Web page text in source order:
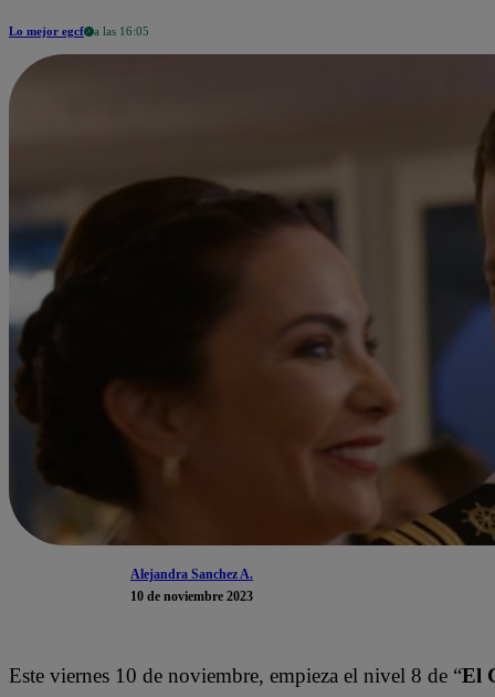
Lo mejor egcf a las 16:05
Alejandra Sanchez A.
10 de noviembre 2023
Este viernes 10 de noviembre, empieza el nivel 8 de “El